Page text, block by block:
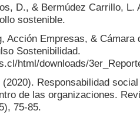
D., & Bermúdez Carrillo, L.
sostenible.
Acción Empresas, &
Sostenibilidad.
html/downloads/
(2020). Responsabilidad
de las organizaciones.
75-85.